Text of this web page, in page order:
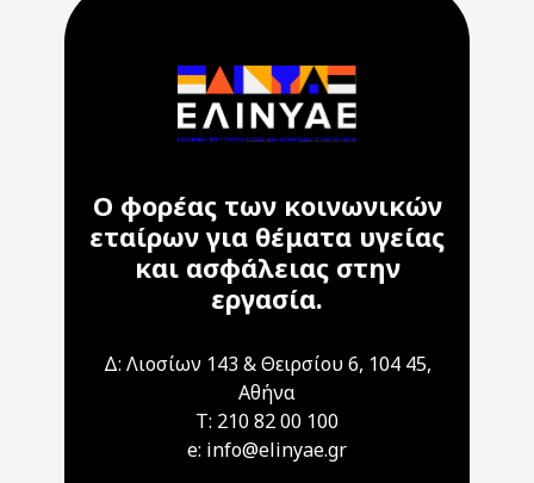
Ο φορέας των κοινωνικών
εταίρων για θέματα υγείας
και ασφάλειας στην
εργασία.
Δ: Λιοσίων 143 & Θειρσίου 6, 104 45,
Αθήνα
T: 210 82 00 100
e: info@elinyae.gr